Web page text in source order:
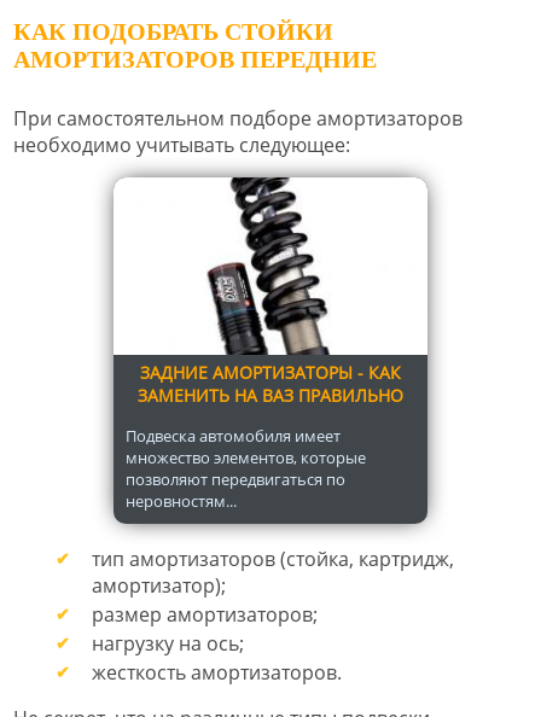
КАК ПОДОБРАТЬ СТОЙКИ
АМОРТИЗАТОРОВ ПЕРЕДНИЕ
При самостоятельном подборе амортизаторов
необходимо учитывать следующее:
ЗАДНИЕ АМОРТИЗАТОРЫ - КАК
ЗАМЕНИТЬ НА ВАЗ ПРАВИЛЬНО
Подвеска автомобиля имеет
множество элементов, которые
позволяют передвигаться по
неровностям...
тип амортизаторов (стойка, картридж,
амортизатор);
размер амортизаторов;
нагрузку на ось;
жесткость амортизаторов.